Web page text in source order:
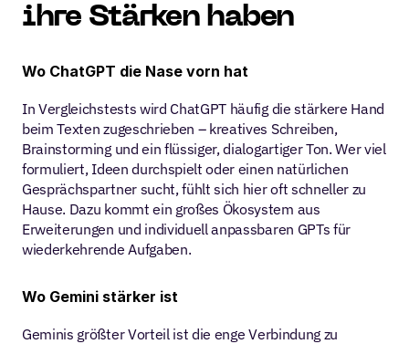
ihre Stärken haben
Wo ChatGPT die Nase vorn hat
In Vergleichstests wird ChatGPT häufig die stärkere Hand
beim Texten zugeschrieben – kreatives Schreiben,
Brainstorming und ein flüssiger, dialogartiger Ton. Wer viel
formuliert, Ideen durchspielt oder einen natürlichen
Gesprächspartner sucht, fühlt sich hier oft schneller zu
Hause. Dazu kommt ein großes Ökosystem aus
Erweiterungen und individuell anpassbaren GPTs für
wiederkehrende Aufgaben.
Wo Gemini stärker ist
Geminis größter Vorteil ist die enge Verbindung zu